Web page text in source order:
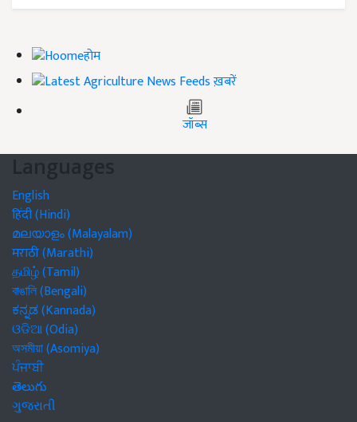
होम
ख़बरें
जॉब्स
Languages
English
हिंदी (Hindi)
മലയാളം (Malayalam)
मराठी (Marathi)
தமிழ் (Tamil)
বাঙালি (Bengali)
ಕನ್ನಡ (Kannada)
ଓଡିଆ (Odia)
অসমীয়া (Asomiya)
ਪੰਜਾਬੀ
తెలుగు
ગુજરાતી